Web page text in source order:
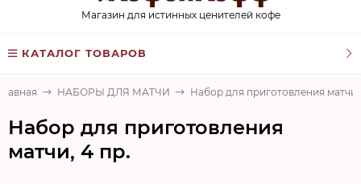
Магазин для истинных ценителей кофе
КАТАЛОГ ТОВАРОВ
НАБОРЫ ДЛЯ МАТЧИ Набор для приготовления
Набор для приготовления
матчи, 4 пр.